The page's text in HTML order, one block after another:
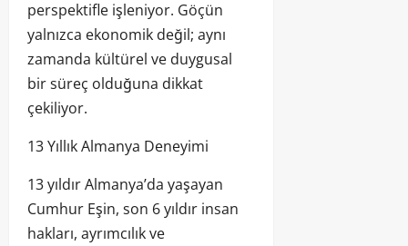
perspektifle işleniyor. Göçün
yalnızca ekonomik değil; aynı
zamanda kültürel ve duygusal
bir süreç olduğuna dikkat
çekiliyor.
13 Yıllık Almanya Deneyimi
13 yıldır Almanya’da yaşayan
Cumhur Eşin, son 6 yıldır insan
hakları, ayrımcılık ve